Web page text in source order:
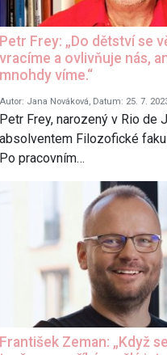
Petr Frey: „Do dětství se
vracíme a ovlivňuje nás,
mnohdy víme.“
Autor: Jana Nováková, Datum: 25. 7.
Petr Frey, narozený v Rio de
absolventem Filozofické
Po pracovním…
František Zeman: „Když